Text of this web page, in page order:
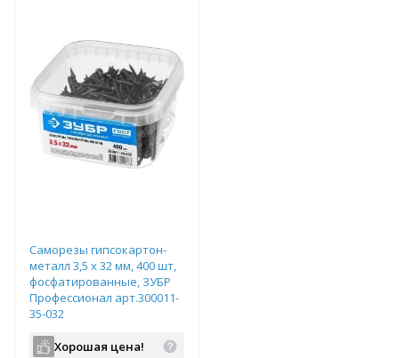
Саморезы гипсокартон-
металл 3,5 x 32 мм, 400 шт,
фосфатированные, ЗУБР
Профессионал арт.300011-
35-032
Хорошая цена!